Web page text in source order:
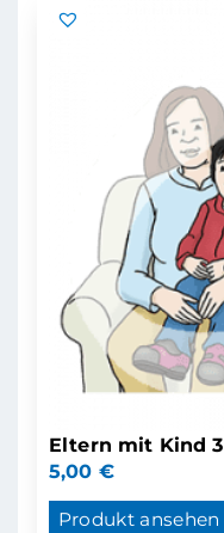
Eltern mit Kind 3
5,00 €
Produkt ansehen